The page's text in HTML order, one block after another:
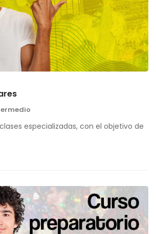
especializadas, con el objetivo de